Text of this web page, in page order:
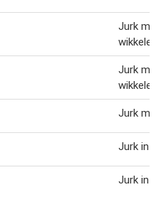
Jurk met
Jurk met
Jurk
Jurk in
Jurk in